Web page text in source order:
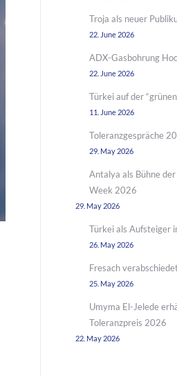
Troja als neuer
22. June 2026
ADX-Gasbohrung
22. June 2026
Türkei auf der
11. June 2026
Toleranzgespräche
29. May 2026
Antalya als Bühne
Week 2026
29. May 2026
Türkei als Aufsteiger
26. May 2026
Fresach
25. May 2026
Umyma El-Jelede
Toleranzpreis 2026
22. May 2026